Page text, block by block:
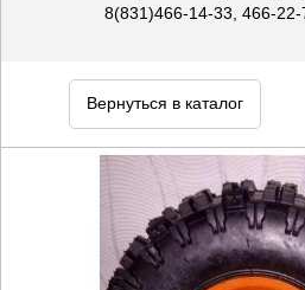
8(831)466-14-33, 466-
Вернуться в каталог